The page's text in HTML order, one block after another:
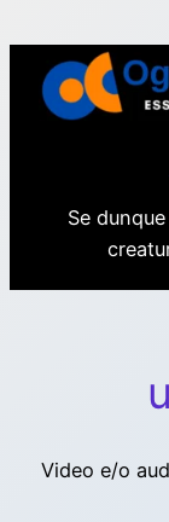
contenuto
Se
Video e/o